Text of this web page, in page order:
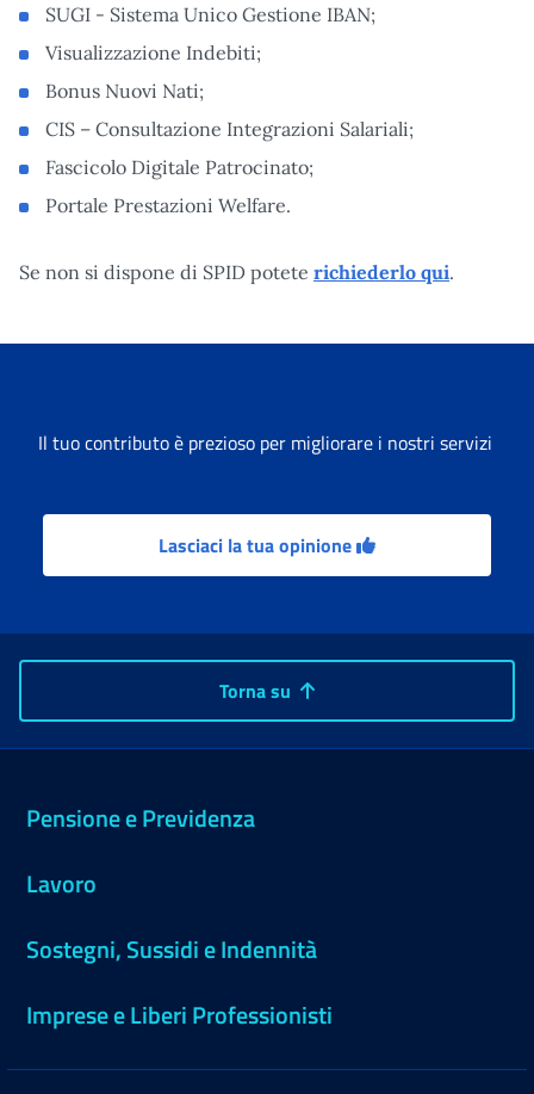
SUGI - Sistema Unico Gestione IBAN;
Visualizzazione Indebiti;
Bonus Nuovi Nati;
CIS – Consultazione Integrazioni Salariali;
Fascicolo Digitale Patrocinato;
Portale Prestazioni Welfare.
Se non si dispone di SPID potete richiederlo qui.
Il tuo contributo è prezioso per migliorare i nostri servizi
Lasciaci la tua opinione
Torna su
Pensione e Previdenza
Lavoro
Sostegni, Sussidi e Indennità
Imprese e Liberi Professionisti